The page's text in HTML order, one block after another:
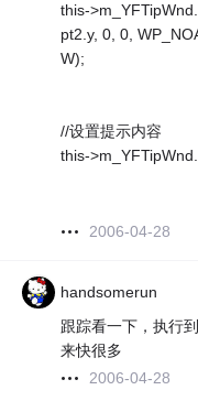
this-
pt2.y, 0, 0,
W);
//设置提示内容
this-
2006-04-28
handsomerun
跟踪看一下，执行
来快很多
2006-04-28